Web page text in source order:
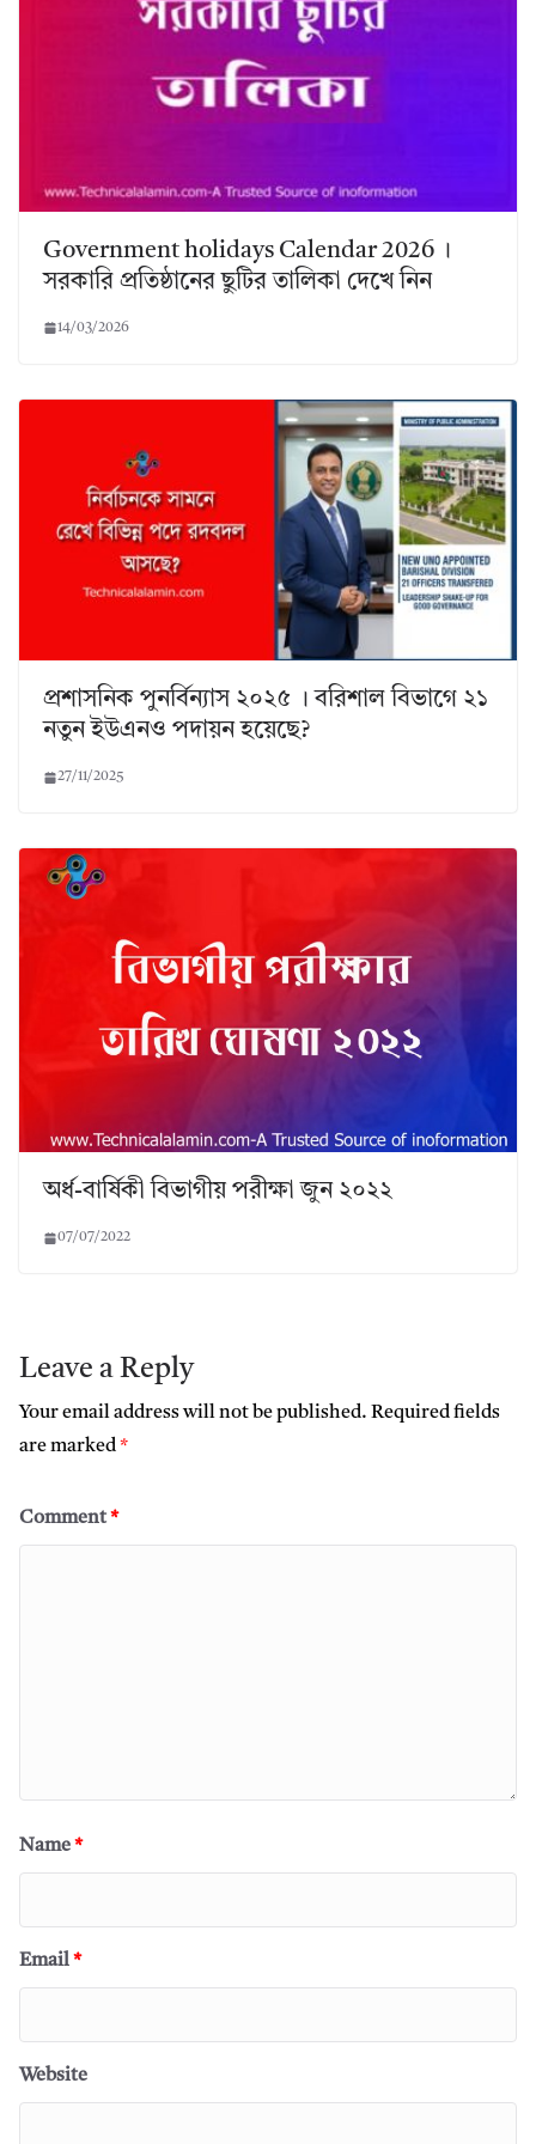
Government holidays Calendar 2026 ।
সরকারি প্রতিষ্ঠানের ছুটির তালিকা দেখে নিন
14/03/2026
প্রশাসনিক পুনর্বিন্যাস ২০২৫ । বরিশাল বিভাগে ২১
নতুন ইউএনও পদায়ন হয়েছে?
27/11/2025
অর্ধ-বার্ষিকী বিভাগীয় পরীক্ষা জুন ২০২২
07/07/2022
Leave a Reply
Your email address will not be published. Required fields
are marked*
Comment*
Name*
Email*
Website